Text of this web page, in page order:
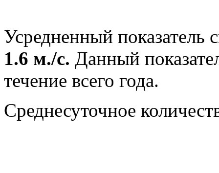
Усредненный показатель
1.6 м./с. Данный
течение всего года.
Среднесуточное